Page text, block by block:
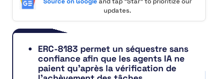
updates.
ERC-8183 permet un séquestre sans
confiance afin que les agents IA ne
paient qu’après la vérification de